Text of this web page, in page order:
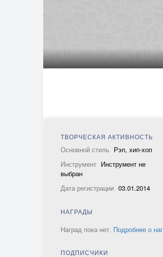
ТВОРЧЕСКАЯ АКТИВНОСТЬ
Основной стиль Рэп, хип-хоп
Инструмент Инструмент не
выбран
Дата регистрации 03.01.2014
НАГРАДЫ
Наград пока нет. Подробнее о
ПОДПИСЧИКИ